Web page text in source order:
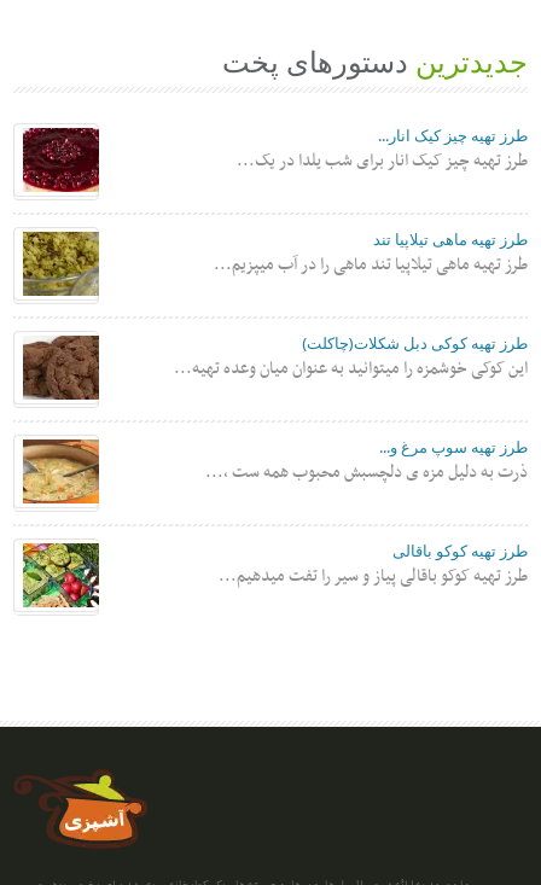
جدیدترین دستورهای پخت
طرز تهیه چیز کیک انار...
طرز تهیه چیز کیک انار برای شب یلدا در یک...
طرز تهیه ماهی تیلاپیا تند
طرز تهیه ماهی تیلاپیا تند ماهی را در آب میپزیم...
طرز تهیه کوکی دبل شکلات(چاکلت)
این کوکی خوشمزه را میتوانید به عنوان میان وعده تهیه...
طرز تهیه سوپ مرغ و...
ذرت به دلیل مزه ی دلچسبش محبوب همه ست ،...
طرز تهیه کوکو باقالی
طرز تهیه کوکو باقالی پیاز و سیر را تفت میدهیم...